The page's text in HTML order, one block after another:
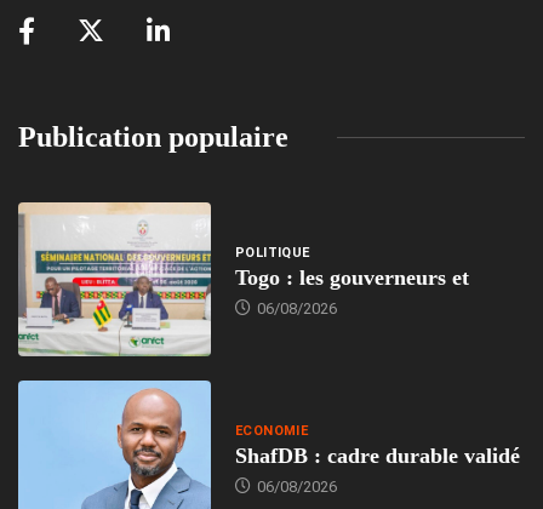
Publication populaire
POLITIQUE
Togo : les gouverneurs et
06/08/2026
ECONOMIE
ShafDB : cadre durable validé
06/08/2026